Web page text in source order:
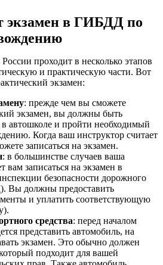
экзамен в ГИБДД по
проходит в несколько этапов
и практическую части. Вот
экзамен:
: прежде чем вы сможете
экзамен, вы должны быть
в автошколе и пройти необходимый
Когда ваш инструктор считает
записаться на экзамен.
: в большинстве случаев ваша
вам записаться на экзамен в
безопасности дорожного
Вы должны предоставить
и уплатить соответствующую
средства: перед началом
представить автомобиль, на
экзамен. Это обычно должен
подходит для вашей